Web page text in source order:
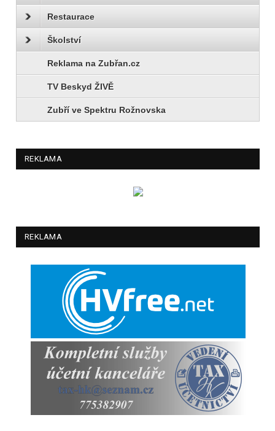
Restaurace
Školství
Reklama na Zubřan.cz
TV Beskyd ŽIVĚ
Zubří ve Spektru Rožnovska
REKLAMA
REKLAMA